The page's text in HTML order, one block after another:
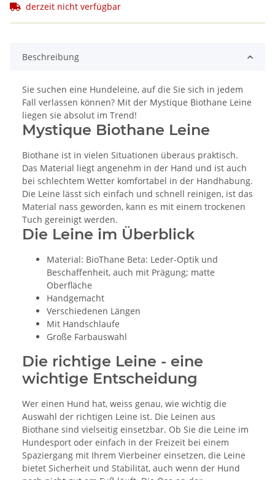
derzeit nicht verfügbar
Beschreibung
Sie suchen eine Hundeleine, auf die Sie sich in jedem
Fall verlassen können? Mit der Mystique Biothane Leine
liegen sie absolut im Trend!
Mystique Biothane Leine
Biothane ist in vielen Situationen überaus praktisch.
Das Material liegt angenehm in der Hand und ist auch
bei schlechtem Wetter komfortabel in der Handhabung.
Die Leine lässt sich einfach und schnell reinigen, ist das
Material nass geworden, kann es mit einem trockenen
Tuch gereinigt werden.
Die Leine im Überblick
Material: BioThane Beta: Leder-Optik und
Beschaffenheit, auch mit Prägung; matte
Oberfläche
Handgemacht
Verschiedenen Längen
Mit Handschlaufe
Große Farbauswahl
Die richtige Leine - eine
wichtige Entscheidung
Wer einen Hund hat, weiss genau, wie wichtig die
Auswahl der richtigen Leine ist. Die Leinen aus
Biothane sind vielseitig einsetzbar. Ob Sie die Leine im
Hundesport oder einfach in der Freizeit bei einem
Spaziergang mit Ihrem Vierbeiner einsetzen, die Leine
bietet Sicherheit und Stabilität, auch wenn der Hund